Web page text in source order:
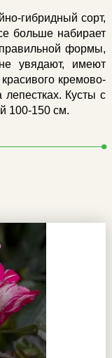
гибридный сорт,
больше набирает
формы,
увядают, имеют
кремово-
Кусты с
100-150 см.